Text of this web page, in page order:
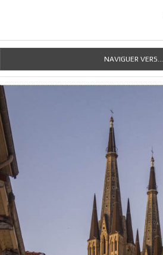
NAVIGUER VERS...